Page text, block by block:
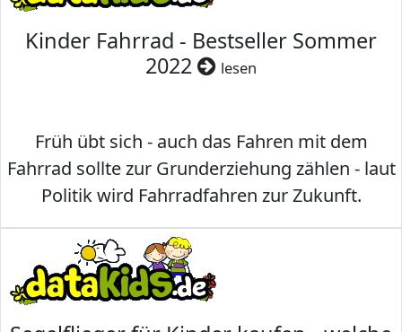
Kinder Fahrrad - Bestseller Sommer
2022
lesen
Früh übt sich - auch das Fahren mit dem
Fahrrad sollte zur Grunderziehung zählen - laut
Politik wird Fahrradfahren zur Zukunft.